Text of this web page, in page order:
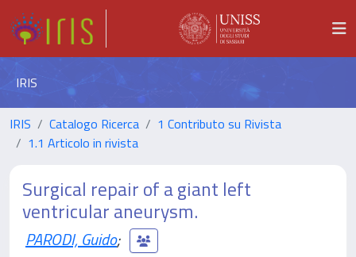
IRIS
IRIS Catalogo Ricerca
1 Contributo su Rivista
1.1 Articolo in rivista
Surgical repair of a giant left
ventricular aneurysm.
PARODI, Guido;